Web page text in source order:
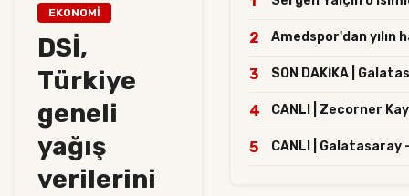
EKONOMI
DSİ,
Türkiye
geneli
yağış
verilerini
2 Amedspor'dan yılın
3 SON DAKİKA |
4 CANLI | Zecorner
5 CANLI | Galatasaray